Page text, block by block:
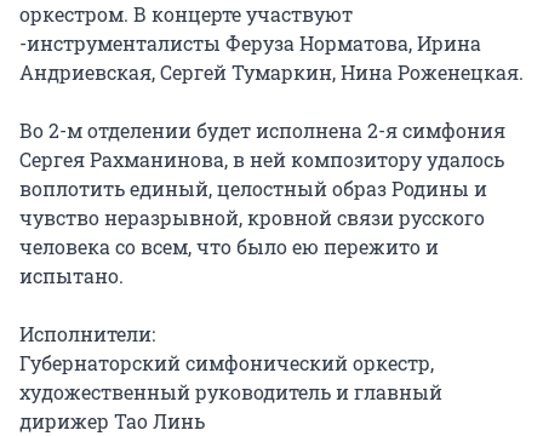
оркестром. В концерте участвуют
-инструменталисты Феруза Норматова, Ирина
Андриевская, Сергей Тумаркин, Нина Роженецкая.
Во 2-м отделении будет исполнена 2-я симфония
Сергея Рахманинова, в ней композитору удалось
воплотить единый, целостный образ Родины и
чувство неразрывной, кровной связи русского
человека со всем, что было ею пережито и
испытано.
Исполнители:
Губернаторский симфонический оркестр,
художественный руководитель и главный
дирижер Тао Линь